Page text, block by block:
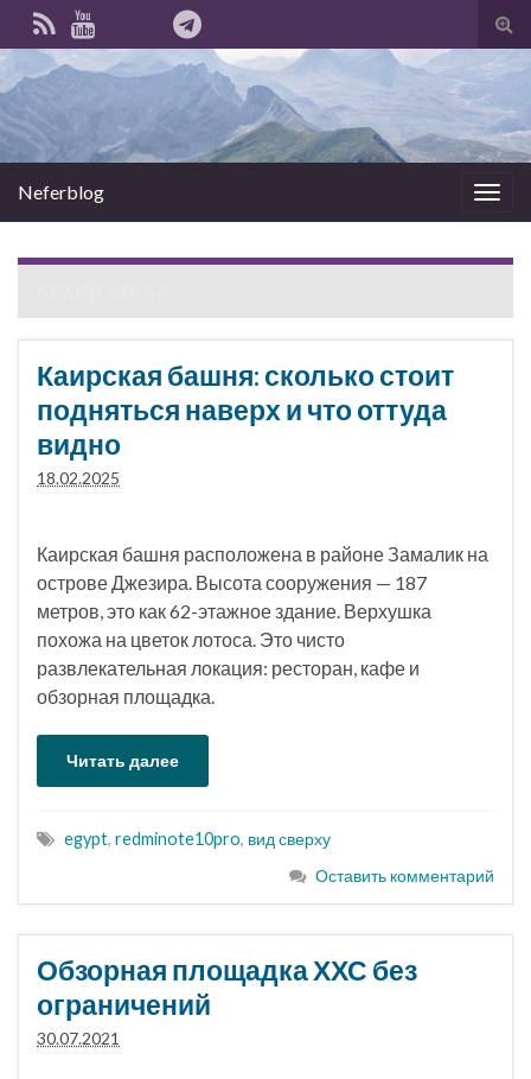
Вкл/
выкл
Neferblog
Каирская башня: сколько стоит
подняться наверх и что оттуда
видно
18.02.2025
Каирская башня расположена в районе Замалик на
острове Джезира. Высота сооружения — 187
метров, это как 62-этажное здание. Верхушка
похожа на цветок лотоса. Это чисто
развлекательная локация: ресторан, кафе и
обзорная площадка.
Читать далее
egypt, redminote10pro, вид сверху
Оставить комментарий
Обзорная площадка ХХС без
ограничений
30.07.2021